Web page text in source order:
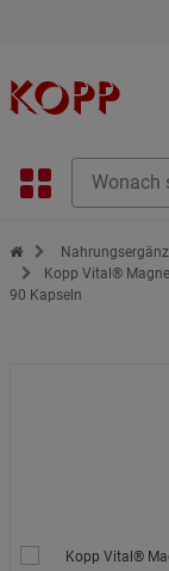
Zur Startseite des Kopp
Kopp Vital®
90 Kapseln